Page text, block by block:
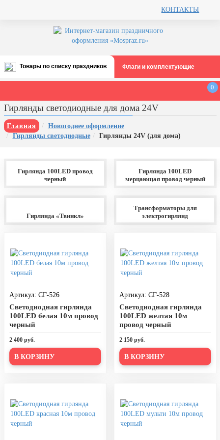
КОНТАКТЫ
Товары по списку праздников
Все праздники
августа)
12 августа, День ВВС
22 августа, День Государственного
воскресенье августа)
борьбе с терроризмом
День нефтяника (первое воскресенье
сентября)
1 октября, Международный день
пожилых людей
19 октября, День Отца
25 октября, День Таможенника
Хэллоуин
4 ноября, День народного единства
Флаги и комплектующие
0
Гирлянды светодиодные для дома 24V
Главная
Новогоднее оформление
Гирлянды светодиодные
Гирлянды 24V (для дома)
Гирлянда 100LED провод
черный
Гирлянда 100LED
мерцающая провод черный
Гирлянда «Твинкл»
Трансформаторы для
электрогирлянд
Артикул: СГ-526
Светодиодная гирлянда
100LED белая 10м провод
черный
2 400 руб.
В КОРЗИНУ
Артикул: СГ-528
Светодиодная гирлянда
100LED желтая 10м
провод черный
2 150 руб.
В КОРЗИНУ